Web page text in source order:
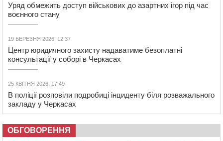
Уряд обмежить доступ військових до азартних ігор під час
воєнного стану
19 БЕРЕЗНЯ 2026, 12:37
Центр юридичного захисту надаватиме безоплатні
консультації у соборі в Черкасах
25 КВІТНЯ 2026, 17:49
В поліції розповіли подробиці інциденту біля розважального
закладу у Черкасах
ОБГОВОРЕННЯ